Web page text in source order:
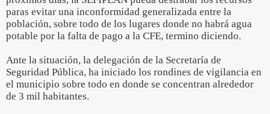
paras evitar una inconformidad generalizada entre la
población, sobre todo de los lugares donde no habrá agua
potable por la falta de pago a la CFE, termino diciendo.
Ante la situación, la delegación de la Secretaría de
Seguridad Pública, ha iniciado los rondines de vigilancia en
el municipio sobre todo en donde se concentran alrededor
de 3 mil habitantes.